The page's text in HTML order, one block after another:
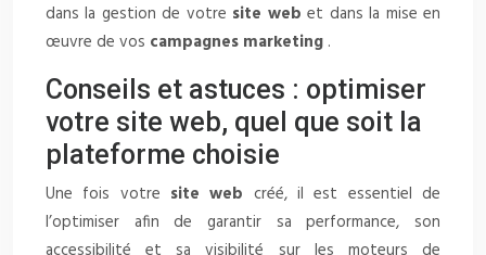
dans la gestion de votre site webet dans la mise en
œuvre de vos campagnes marketing .
Conseils et astuces : optimiser
votre site web, quel que soit la
plateforme choisie
Une fois votre site web créé, il est essentiel de
l’optimiser afin de garantir sa performance, son